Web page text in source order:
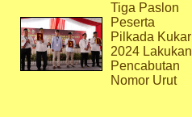
Tiga Paslon
Peserta
Pilkada Kukar
2024 Lakukan
Pencabutan
Nomor Urut